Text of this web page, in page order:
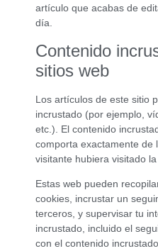
artículo que acabas de
día.
Contenido
sitios web
Los artículos de este sitio
incrustado (por ejemplo,
etc.). El contenido
comporta exactamente de
visitante hubiera visitado la
Estas web pueden
cookies, incrustar un
terceros, y supervisar tu
incrustado, incluido el
con el contenido